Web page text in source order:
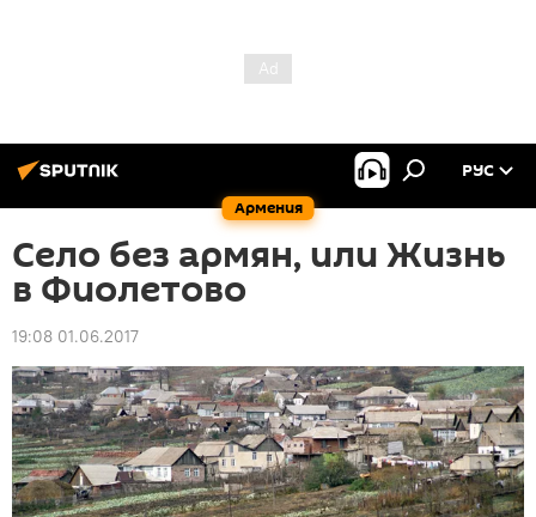
Армения
РУС
Село без армян, или Жизнь
в Фиолетово
19:08 01.06.2017